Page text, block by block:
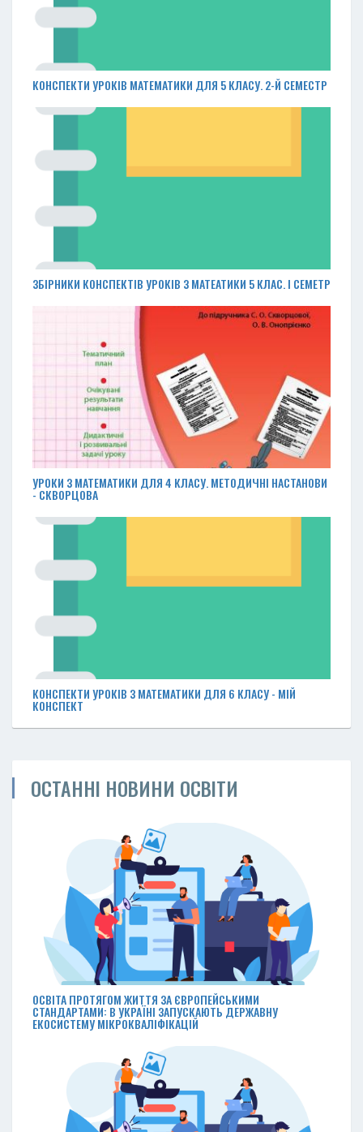
КОНСПЕКТИ УРОКІВ МАТЕМАТИКИ ДЛЯ 5 КЛАСУ. 2-Й СЕМЕСТР
ЗБІРНИКИ КОНСПЕКТІВ УРОКІВ З МАТЕАТИКИ 5 КЛАС. І СЕМЕТР
УРОКИ З МАТЕМАТИКИ ДЛЯ 4 КЛАСУ. МЕТОДИЧНІ НАСТАНОВИ
- СКВОРЦОВА
КОНСПЕКТИ УРОКІВ З МАТЕМАТИКИ ДЛЯ 6 КЛАСУ - МІЙ
КОНСПЕКТ
ОСТАННІ НОВИНИ ОСВІТИ
ОСВІТА ПРОТЯГОМ ЖИТТЯ ЗА ЄВРОПЕЙСЬКИМИ
СТАНДАРТАМИ: В УКРАЇНІ ЗАПУСКАЮТЬ ДЕРЖАВНУ
ЕКОСИСТЕМУ МІКРОКВАЛІФІКАЦІЙ